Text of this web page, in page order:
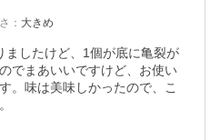
： 大きめ
ましたけど、1個が底に亀裂が
でまあいいですけど、お使い
。味は美味しかったので、こ